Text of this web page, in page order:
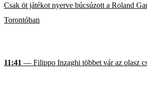
Csak öt játékot nyerve búcsúzott a Roland
Torontóban
11:41 — Filippo Inzaghi többet vár az olasz